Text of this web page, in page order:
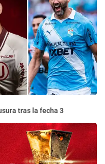
tras la fecha 3